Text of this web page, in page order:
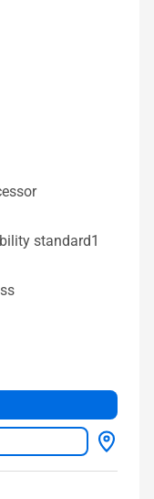
standard1